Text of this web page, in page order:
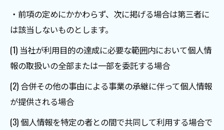
・前項の定めにかかわらず、次に掲げる場合は第三者に
は該当しないものとします。
(1) 当社が利用目的の達成に必要な範囲内において個人情
報の取扱いの全部または一部を委託する場合
(2) 合併その他の事由による事業の承継に伴って個人情報
が提供される場合
(3) 個人情報を特定の者との間で共同して利用する場合で